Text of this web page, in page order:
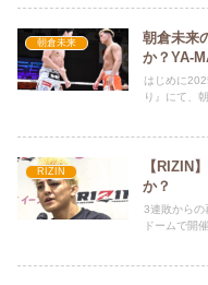
朝倉未来
朝倉未来
か？YA-
はじめに
り』にて、
RIZIN
【RIZIN
か？
3連敗からの
ドームで開